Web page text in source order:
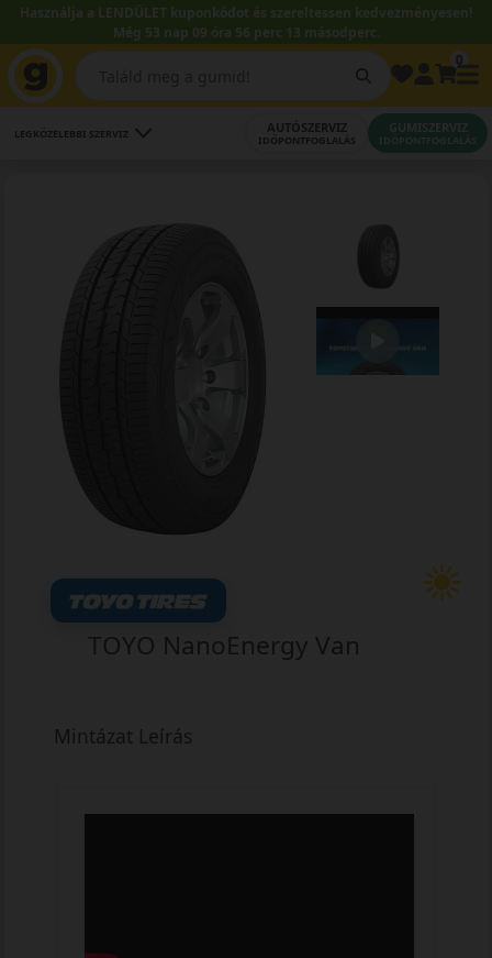
Használja a LENDÜLET kuponkódot és szereltessen kedvezményesen!
Még 53 nap 09 óra 56 perc 12 másodperc.
LEGKÖZELEBBI SZERVIZ AUTÓSZERVIZ
IDŐPONTFOGLALÁS
GUMISZERVIZ
IDŐPONTFOGLALÁS
TOYO NanoEnergy Van
Mintázat Leírás